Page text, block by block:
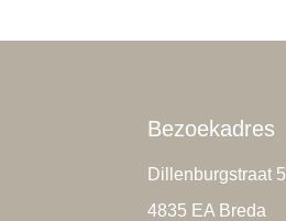
Bezoekadres
Dillenburgstraat 5
4835 EA Breda